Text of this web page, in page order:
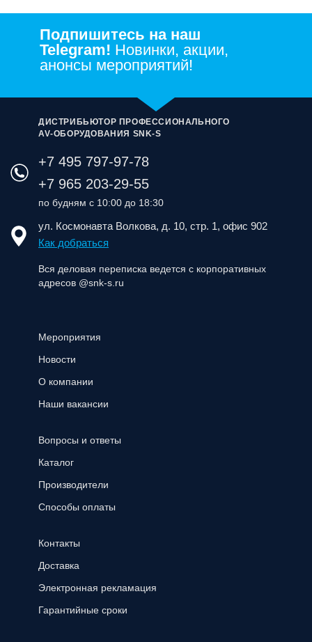
Подпишитесь на наш
Telegram! Новинки, акции,
анонсы мероприятий!
ДИСТРИБЬЮТОР ПРОФЕССИОНАЛЬНОГО
AV‑ОБОРУДОВАНИЯ SNK‑S
+7 495 797-97-78
+7 965 203-29-55
по будням с 10:00 до 18:30
ул. Космонавта Волкова, д. 10, стр. 1, офис 902
Как добраться
Вся деловая переписка ведется с корпоративных
адресов @snk-s.ru
Мероприятия
Новости
О компании
Наши вакансии
Вопросы и ответы
Каталог
Производители
Способы оплаты
Контакты
Доставка
Электронная рекламация
Гарантийные сроки